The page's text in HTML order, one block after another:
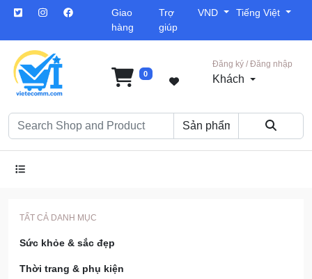
Giao
hàng
Trợ
giúp
VND Tiếng Việt
0
Đăng ký / Đăng nhập
Khách
TẤT CẢ DANH MỤC
Sức khỏe & sắc đẹp
Thời trang & phụ kiện